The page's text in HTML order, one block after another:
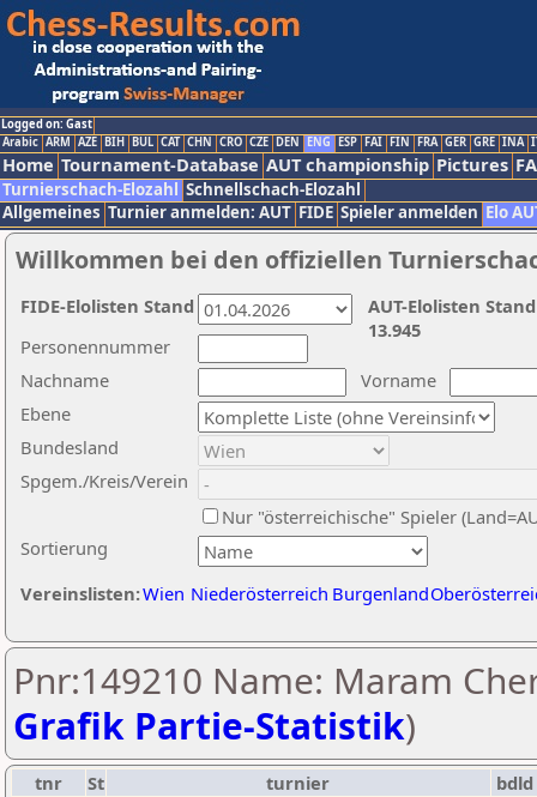
Logged on: Gast
Arabic ARM AZE BIH BUL CAT CHN CRO CZE DEN ENG ESP FAI FIN FRA GER GRE INA
Home Tournament-Database AUT championship Pictures
Turnierschach-Elozahl Schnellschach-Elozahl
Allgemeines Turnier anmelden: AUT FIDE Spieler anmelden Elo
Willkommen bei den offiziellen
Nachname
Vorname
Ebene
Sortierung
Personennummer
Bundesland
Spgem./Kreis/Verein
Nur "österreichische" Spieler
Vereinslisten:Wien Niederösterreich Burgenland
AUT-Elolisten
13.945
FIDE-Elolisten Stand
Pnr:149210 Name: Maram
Grafik Partie-Statistik)
tnr St turnier
bdld